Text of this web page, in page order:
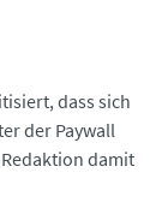
dass sich
der Paywall
damit